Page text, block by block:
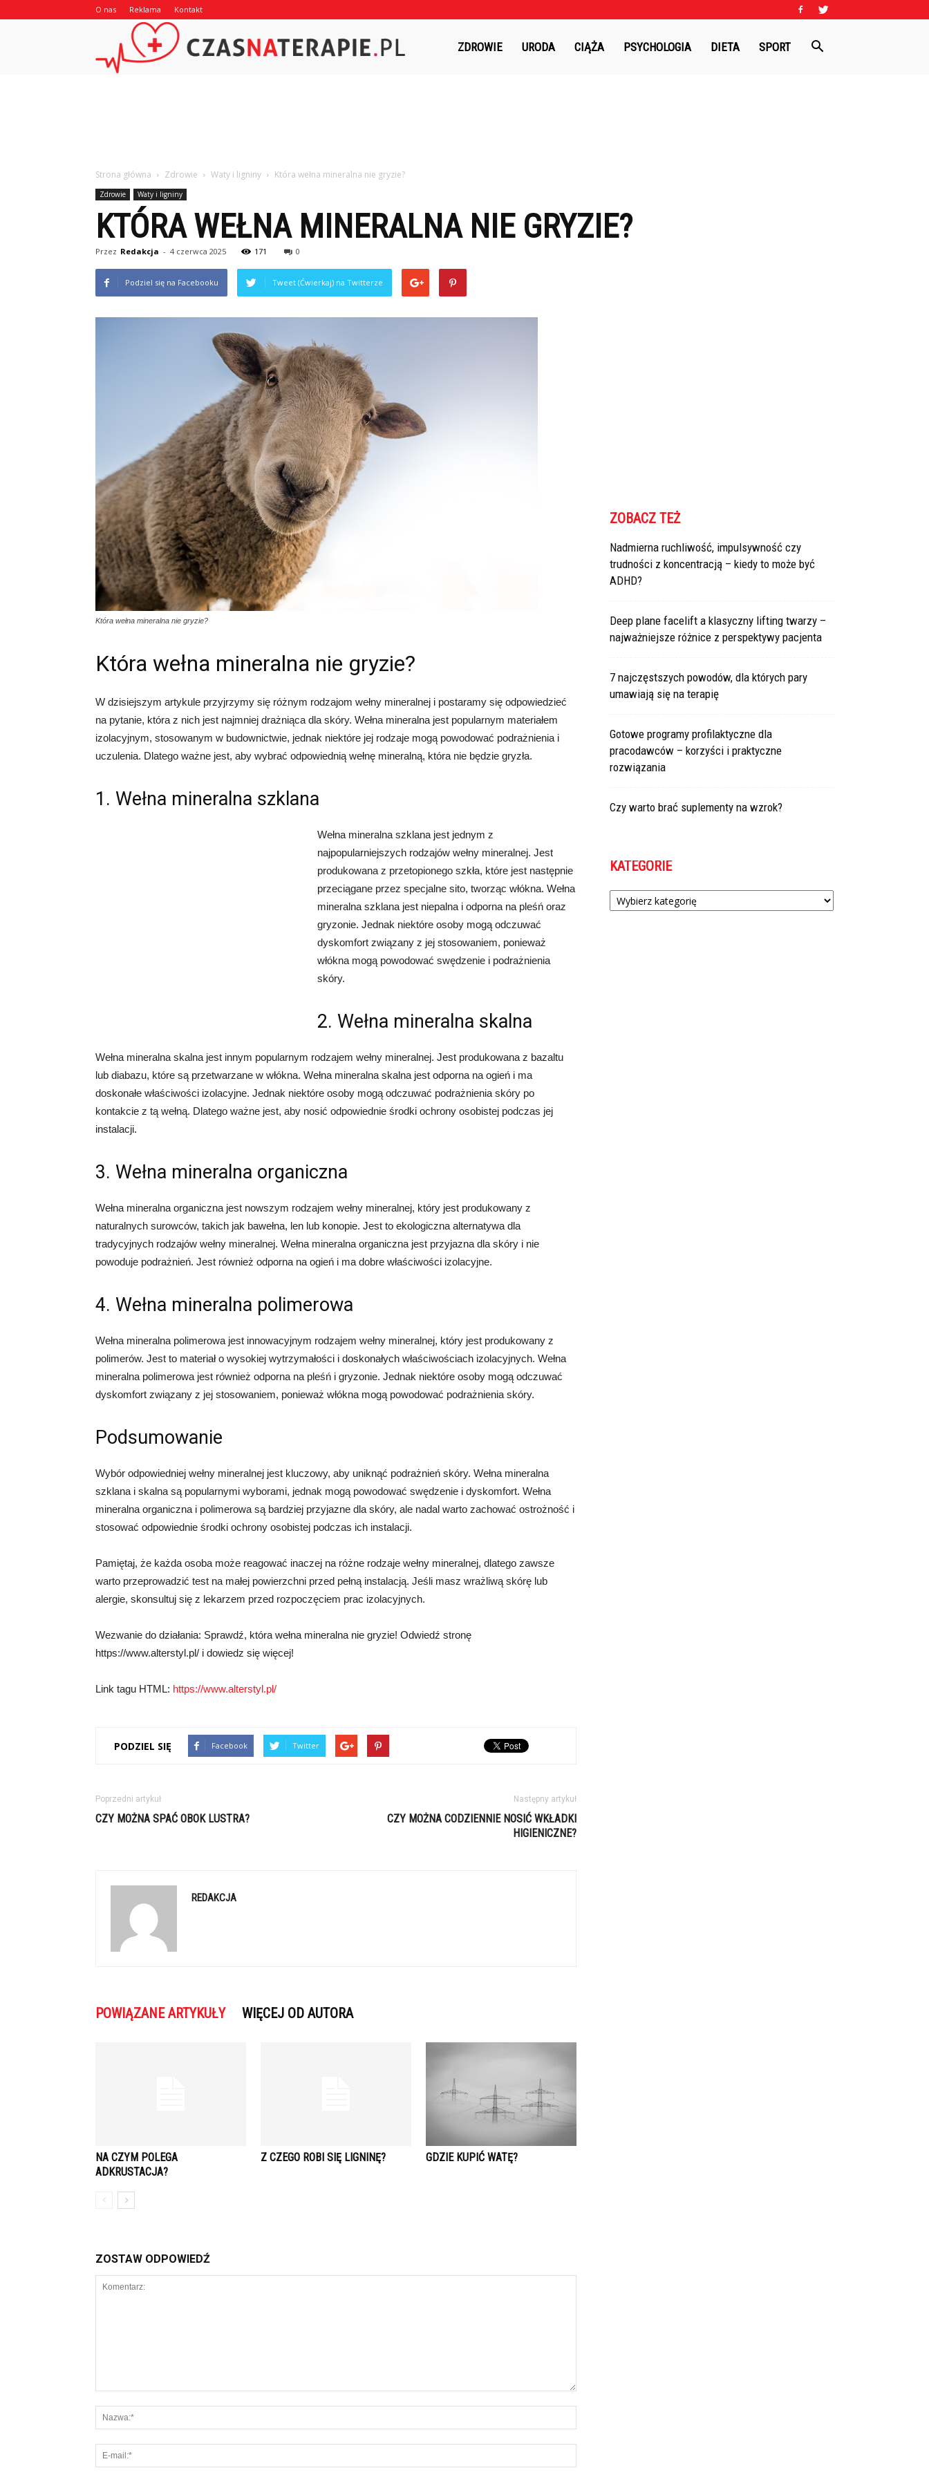
O nas Reklama Kontakt
Czasnaterapie.plZDROWIE URODA CIĄŻA PSYCHOLOGIA DIETA SPORT
Strona główna Zdrowie Waty i ligniny Która wełna mineralna nie gryzie?
Zdrowie Waty i ligniny
KTÓRA WEŁNA MINERALNA NIE GRYZIE?
Przez Redakcja - 4 czerwca 2025 171 0
Podziel się na Facebooku Tweet (Ćwierkaj) na Twitterze
Która wełna mineralna nie gryzie?
Która wełna mineralna nie gryzie?
W dzisiejszym artykule przyjrzymy się różnym rodzajom wełny mineralnej i postaramy się odpowiedzieć
na pytanie, która z nich jest najmniej drażniąca dla skóry. Wełna mineralna jest popularnym materiałem
izolacyjnym, stosowanym w budownictwie, jednak niektóre jej rodzaje mogą powodować podrażnienia i
uczulenia. Dlatego ważne jest, aby wybrać odpowiednią wełnę mineralną, która nie będzie gryzła.
1. Wełna mineralna szklana
Wełna mineralna szklana jest jednym z
najpopularniejszych rodzajów wełny mineralnej. Jest
produkowana z przetopionego szkła, które jest następnie
przeciągane przez specjalne sito, tworząc włókna. Wełna
mineralna szklana jest niepalna i odporna na pleśń oraz
gryzonie. Jednak niektóre osoby mogą odczuwać
dyskomfort związany z jej stosowaniem, ponieważ
włókna mogą powodować swędzenie i podrażnienia
skóry.
2. Wełna mineralna skalna
Wełna mineralna skalna jest innym popularnym rodzajem wełny mineralnej. Jest produkowana z bazaltu
lub diabazu, które są przetwarzane w włókna. Wełna mineralna skalna jest odporna na ogień i ma
doskonałe właściwości izolacyjne. Jednak niektóre osoby mogą odczuwać podrażnienia skóry po
kontakcie z tą wełną. Dlatego ważne jest, aby nosić odpowiednie środki ochrony osobistej podczas jej
instalacji.
3. Wełna mineralna organiczna
Wełna mineralna organiczna jest nowszym rodzajem wełny mineralnej, który jest produkowany z
naturalnych surowców, takich jak bawełna, len lub konopie. Jest to ekologiczna alternatywa dla
tradycyjnych rodzajów wełny mineralnej. Wełna mineralna organiczna jest przyjazna dla skóry i nie
powoduje podrażnień. Jest również odporna na ogień i ma dobre właściwości izolacyjne.
4. Wełna mineralna polimerowa
Wełna mineralna polimerowa jest innowacyjnym rodzajem wełny mineralnej, który jest produkowany z
polimerów. Jest to materiał o wysokiej wytrzymałości i doskonałych właściwościach izolacyjnych. Wełna
mineralna polimerowa jest również odporna na pleśń i gryzonie. Jednak niektóre osoby mogą odczuwać
dyskomfort związany z jej stosowaniem, ponieważ włókna mogą powodować podrażnienia skóry.
Podsumowanie
Wybór odpowiedniej wełny mineralnej jest kluczowy, aby uniknąć podrażnień skóry. Wełna mineralna
szklana i skalna są popularnymi wyborami, jednak mogą powodować swędzenie i dyskomfort. Wełna
mineralna organiczna i polimerowa są bardziej przyjazne dla skóry, ale nadal warto zachować ostrożność i
stosować odpowiednie środki ochrony osobistej podczas ich instalacji.
Pamiętaj, że każda osoba może reagować inaczej na różne rodzaje wełny mineralnej, dlatego zawsze
warto przeprowadzić test na małej powierzchni przed pełną instalacją. Jeśli masz wrażliwą skórę lub
alergie, skonsultuj się z lekarzem przed rozpoczęciem prac izolacyjnych.
Wezwanie do działania: Sprawdź, która wełna mineralna nie gryzie! Odwiedź stronę
https://www.alterstyl.pl/ i dowiedz się więcej!
Link tagu HTML: https://www.alterstyl.pl/
PODZIEL SIĘ Facebook Twitter
Poprzedni artykuł
CZY MOŻNA SPAĆ OBOK LUSTRA?
Następny artykuł
CZY MOŻNA CODZIENNIE NOSIĆ WKŁADKI
HIGIENICZNE?
REDAKCJA
POWIĄZANE ARTYKUŁY WIĘCEJ OD AUTORA
NA CZYM POLEGA
ADKRUSTACJA?
Z CZEGO ROBI SIĘ LIGNINĘ? GDZIE KUPIĆ WATĘ?
ZOSTAW ODPOWIEDŹ
ZOBACZ TEŻ
Nadmierna ruchliwość, impulsywność czy
trudności z koncentracją – kiedy to może być
ADHD?
Deep plane facelift a klasyczny lifting twarzy –
najważniejsze różnice z perspektywy pacjenta
7 najczęstszych powodów, dla których pary
umawiają się na terapię
Gotowe programy profilaktyczne dla
pracodawców – korzyści i praktyczne
rozwiązania
Czy warto brać suplementy na wzrok?
KATEGORIE
Kategorie